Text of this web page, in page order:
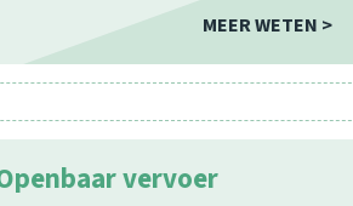
MEER WETEN >
vervoer